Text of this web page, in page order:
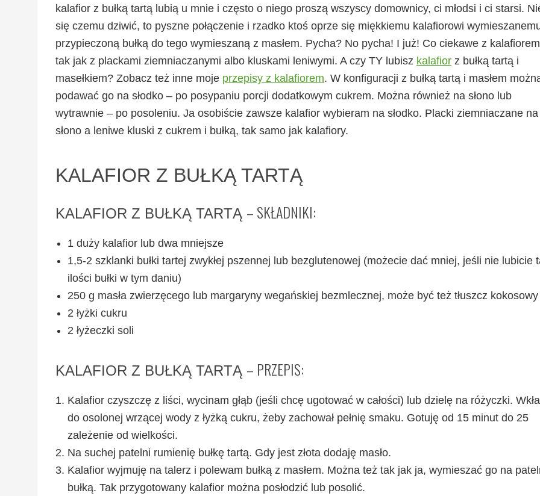
kalafior z bułką tartą lubią u mnie i często o niego proszą wszyscy domownicy, ci młodsi i ci starsi.
się czemu dziwić, to pyszne połączenie i rzadko ktoś oprze się miękkiemu kalafiorowi
przypieczoną bułką do tego wymieszaną z masłem. Pycha? No pycha! I już! Co ciekawe z
tak jak z plackami ziemniaczanymi albo kluskami leniwymi. A czy TY lubisz kalafior z bułką tartą i
masełkiem? Zobacz też inne moje przepisy z kalafiorem. W konfiguracji z bułką tartą i masłem
podawać go na słodko – po posypaniu porcji dodatkowym cukrem. Można również na słono lub
wytrawnie – po posoleniu. Ja osobiście zawsze kalafior wybieram na słodko. Placki ziemniaczane na
słono a leniwe kluski z cukrem i bułką, tak samo jak kalafiory.
KALAFIOR Z BUŁKĄ TARTĄ
KALAFIOR Z BUŁKĄ TARTĄ – SKŁADNIKI:
1 duży kalafior lub dwa mniejsze
1,5-2 szklanki bułki tartej zwykłej pszennej lub bezglutenowej (możecie dać mniej, jeśli nie lubicie
ilości bułki w tym daniu)
250 g masła zwierzęcego lub margaryny wegańskiej bezmlecznej, może być też tłuszcz kokosowy
2 łyżki cukru
2 łyżeczki soli
KALAFIOR Z BUŁKĄ TARTĄ – PRZEPIS:
Kalafior czyszczę z liści, wycinam głąb (jeśli chcę ugotować w całości) lub dzielę na różyczki.
do osolonej wrzącej wody z łyżką cukru, żeby zachował pełnię smaku. Gotuję od 15 minut do 25
zależenie od wielkości.
Na suchej patelni rumienię bułkę tartą. Gdy jest złota dodaję masło.
Kalafior wyjmuję na talerz i polewam bułką z masłem. Można też tak jak ja, wymieszać go na
bułką. Tak przygotowany kalafior można posłodzić lub posolić.